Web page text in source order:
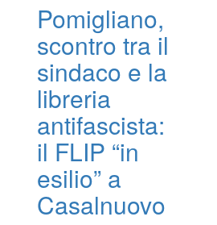
Pomigliano,
scontro tra il
sindaco e la
libreria
antifascista:
il FLIP “in
esilio” a
Casalnuovo